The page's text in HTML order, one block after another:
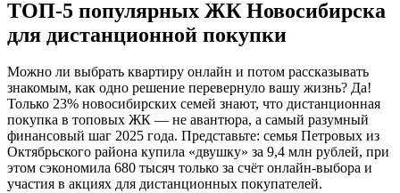
ТОП-5 популярных ЖК Новосибирска
для дистанционной покупки
Можно ли выбрать квартиру онлайн и потом рассказывать
знакомым, как одно решение перевернуло вашу жизнь? Да!
Только 23% новосибирских семей знают, что дистанционная
покупка в топовых ЖК — не авантюра, а самый разумный
финансовый шаг 2025 года. Представьте: семья Петровых из
Октябрьского района купила «двушку» за 9,4 млн рублей, при
этом сэкономила 680 тысяч только за счёт онлайн-выбора и
участия в акциях для дистанционных покупателей.